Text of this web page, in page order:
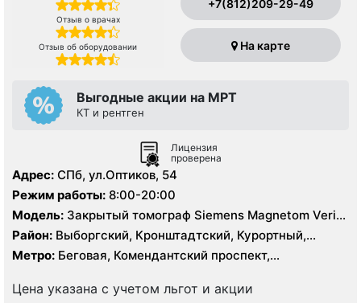
Отзыв о врачах
Отзыв об оборудовании
+7(812)209-29-49
На карте
Выгодные акции на МРТ
КТ и рентген
Лицензия
проверена
Адрес: СПб, ул.Оптиков, 54
Режим работы: 8:00-20:00
Модель: Закрытый томограф Siemens Magnetom Verio
1.5 Тесла, КТ Siemens 64 среза
Район: Выборгский, Кронштадтский, Курортный,
Ленинградская область, Приморский
Метро: Беговая, Комендантский проспект,
Цена указана с учетом льгот и акции